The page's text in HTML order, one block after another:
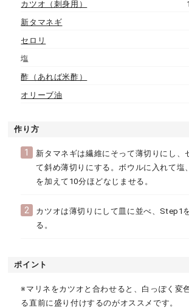
カツオ（刺身用）
新タマネギ
セロリ
塩
酢（あれば米酢）
オリーブ油
作り方
1
新タマネギは繊維にそって薄切りにし、
て斜め薄切りにする。ボウルに入れて塩
を加えて10分ほどなじませる。
2
カツオは薄切りにして皿に並べ、Step1
る。
ポイント
※マリネをカツオと合わせると、白っぽく変
る直前に盛り付けするのがオススメです。